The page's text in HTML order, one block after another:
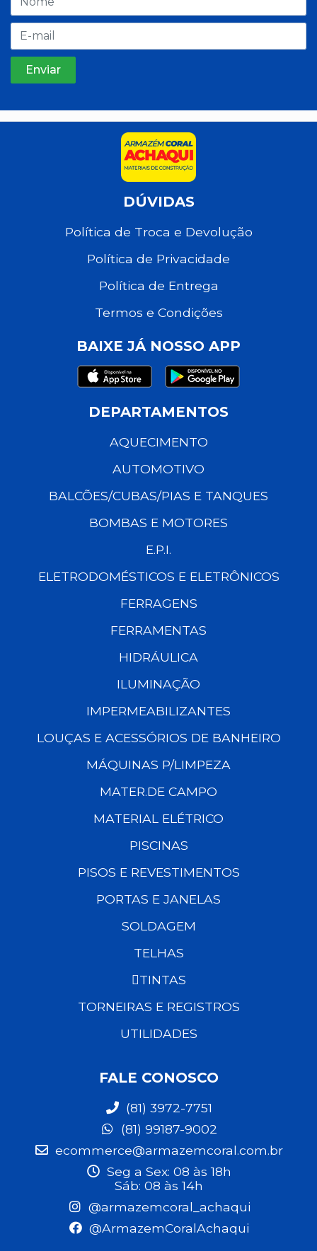
DÚVIDAS
Política de Troca e Devolução
Política de Privacidade
Política de Entrega
Termos e Condições
BAIXE JÁ NOSSO APP
DEPARTAMENTOS
AQUECIMENTO
AUTOMOTIVO
BALCÕES/CUBAS/PIAS E TANQUES
BOMBAS E MOTORES
E.P.I.
ELETRODOMÉSTICOS E ELETRÔNICOS
FERRAGENS
FERRAMENTAS
HIDRÁULICA
ILUMINAÇÃO
IMPERMEABILIZANTES
LOUÇAS E ACESSÓRIOS DE BANHEIRO
MÁQUINAS P/LIMPEZA
MATER.DE CAMPO
MATERIAL ELÉTRICO
PISCINAS
PISOS E REVESTIMENTOS
PORTAS E JANELAS
SOLDAGEM
TELHAS
TINTAS
TORNEIRAS E REGISTROS
UTILIDADES
FALE CONOSCO
(81) 3972-7751
(81) 99187-9002
ecommerce@armazemcoral.com.br
Seg a Sex: 08 às 18h
Sáb: 08 às 14h
@armazemcoral_achaqui
@ArmazemCoralAchaqui